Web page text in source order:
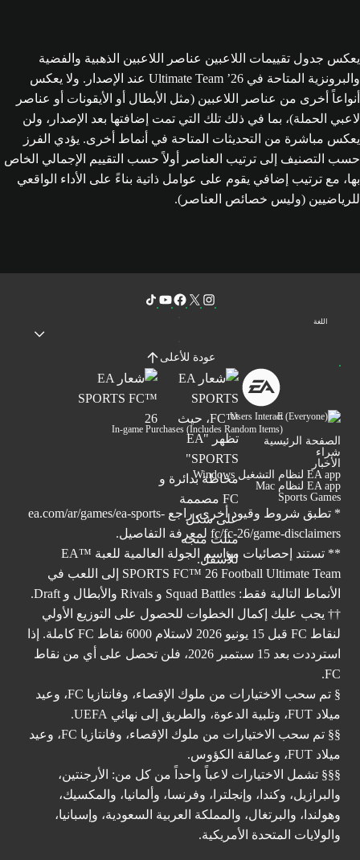
يعكس جدول تقييمات اللاعبين عناصر اللاعبين الذهبية والفضية
والبرونزية المتاحة في Ultimate Team ’26 عند الإصدار. ولا يعكس
أنواعاً أخرى من عناصر اللاعبين (مثل الأبطال أو الأيقونات أو عناصر
لاعبي الحملة)، بما في ذلك تلك التي تمت إضافتها بعد الإصدار، ولن
يعكس مباشرة من التحديثات المتاحة في أنماط أخرى. يؤدي الفرز
حسب التصنيف إلى ترتيب العناصر أولاً حسب التقييم الإجمالي الخاص
بها، مع ترتيب إضافي يقوم على عوامل ذاتية بناءً على الأداء الواقعي
للرياضيين (وليس خصائص العناصر).
اللغة
عودة للأعلى
Users Interact
In-game Purchases (Includes Random Items)
الصفحة الرئيسية
شراء
الأخبار
EA app لنظام التشغيل Windows
EA app لنظام Mac
Sports Games
* تطبق شروط وقيود أخرى. راجع ea.com/ar/games/ea-sports-
fc/fc-26/game-disclaimers لمعرفة التفاصيل.
** تستند إحصائيات مواسم الجولة العالمية للعبة ™EA
SPORTS FC™ 26 Football Ultimate Team إلى اللعب في
الأنماط التالية فقط: Squad Battles و Rivals والأبطال و Draft.
†† يجب عليك إكمال الخطوات للحصول على التوزيع الأولي
لنقاط FC قبل 15 يونيو 2026 لاستلام 6000 نقاط FC كاملة. إذا
استرددت بعد 15 سبتمبر 2026، فلن تحصل على أي من نقاط
FC.
§ تم سحب الاختيارات من ملوك الإقصاء، وفانتازيا FC، وعيد
ميلاد FUT، وتلبية الدعوة، والطريق إلى نهائي UEFA.
§§ تم سحب الاختيارات من ملوك الإقصاء، وفانتازيا FC، وعيد
ميلاد FUT، وعمالقة الكؤوس.
§§§ تشمل الاختيارات لاعباً واحداً من كل من: الأرجنتين،
والبرازيل، وكندا، وإنجلترا، وفرنسا، وألمانيا، والمكسيك،
وهولندا، والبرتغال، والمملكة العربية السعودية، وإسبانيا،
والولايات المتحدة الأمريكية.